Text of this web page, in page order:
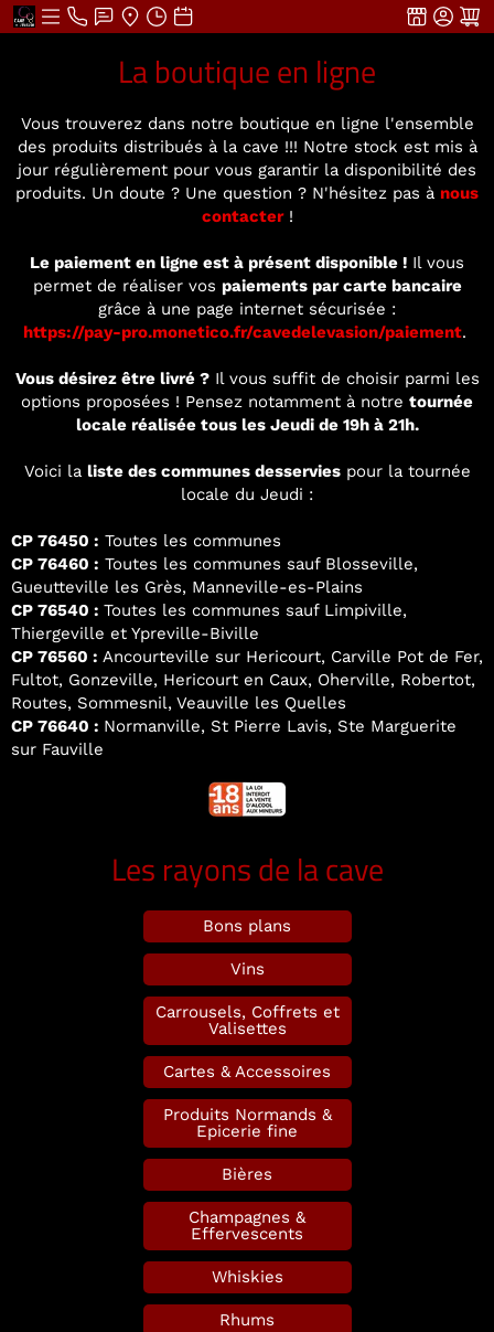
La boutique en ligne
Vous trouverez dans notre boutique en ligne l'ensemble
des produits distribués à la cave !!! Notre stock est mis à
jour régulièrement pour vous garantir la disponibilité des
produits. Un doute ? Une question ? N'hésitez pas à nous
contacter!
Le paiement en ligne est à présent disponible ! Il vous
permet de réaliser vos paiements par carte bancaire
grâce à une page internet sécurisée :
https://pay-pro.monetico.fr/cavedelevasion/paiement.
Vous désirez être livré ?Il vous suffit de choisir parmi les
options proposées ! Pensez notamment à notre tournée
locale réalisée tous les Jeudi de 19h à 21h.
Voici la liste des communes desserviespour la tournée
locale du Jeudi :
CP 76450 : Toutes les communes
CP 76460 : Toutes les communes sauf Blosseville,
Gueutteville les Grès, Manneville-es-Plains
CP 76540 : Toutes les communes sauf Limpiville,
Thiergeville et Ypreville-Biville
CP 76560 : Ancourteville sur Hericourt, Carville Pot de Fer,
Fultot, Gonzeville, Hericourt en Caux, Oherville, Robertot,
Routes, Sommesnil, Veauville les Quelles
CP 76640 : Normanville, St Pierre Lavis, Ste Marguerite
sur Fauville
Les rayons de la cave
Bons plans
Vins
Carrousels, Coffrets et
Valisettes
Cartes & Accessoires
Produits Normands &
Epicerie fine
Bières
Champagnes &
Effervescents
Whiskies
Rhums